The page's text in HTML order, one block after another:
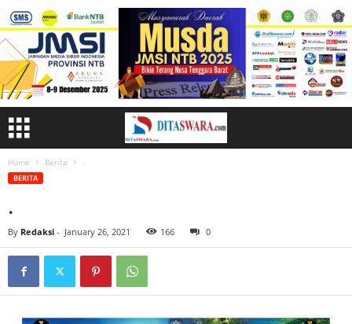
Home Berita .
BERITA
.
By Redaksi - January 26, 2021 166 0